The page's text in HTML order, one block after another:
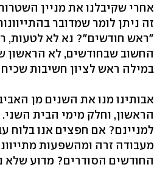
אחרי שקיבלנו את מניין
זה ניתן לומר שמדובר
"ראש חודשים"? נא לא לטעות,
החשוב שבחודשים, לא
במילה ראש לציון חשיבות
אבותינו מנו את השנים מן
הראשון, וחלק מימי הבית
למניינם? אם חפצים אנו בלוח
מעבודה זרה ומהשפעות
החודשים הסודרים? מדוע שלא